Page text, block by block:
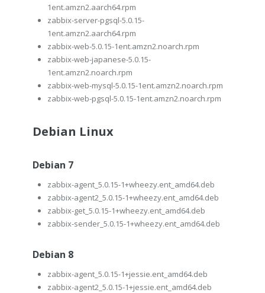
1ent.amzn2.aarch64.rpm
zabbix-server-pgsql-5.0.15-
1ent.amzn2.aarch64.rpm
zabbix-web-5.0.15-1ent.amzn2.noarch.rpm
zabbix-web-japanese-5.0.15-
1ent.amzn2.noarch.rpm
zabbix-web-mysql-5.0.15-1ent.amzn2.noarch.rpm
zabbix-web-pgsql-5.0.15-1ent.amzn2.noarch.rpm
Debian Linux
Debian 7
zabbix-agent_5.0.15-1+wheezy.ent_amd64.deb
zabbix-agent2_5.0.15-1+wheezy.ent_amd64.deb
zabbix-get_5.0.15-1+wheezy.ent_amd64.deb
zabbix-sender_5.0.15-1+wheezy.ent_amd64.deb
Debian 8
zabbix-agent_5.0.15-1+jessie.ent_amd64.deb
zabbix-agent2_5.0.15-1+jessie.ent_amd64.deb